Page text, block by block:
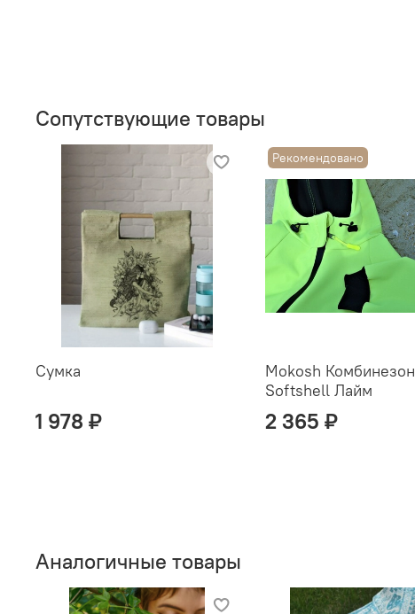
Сопутствующие товары
Сумка
1 978 ₽
Рекомендовано
Mokosh Комбинезон
Softshell Лайм
2 365 ₽
Аналогичные товары